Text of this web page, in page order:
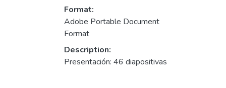
Format:
Adobe Portable Document
Format
Description:
Presentación: 46 diapositivas